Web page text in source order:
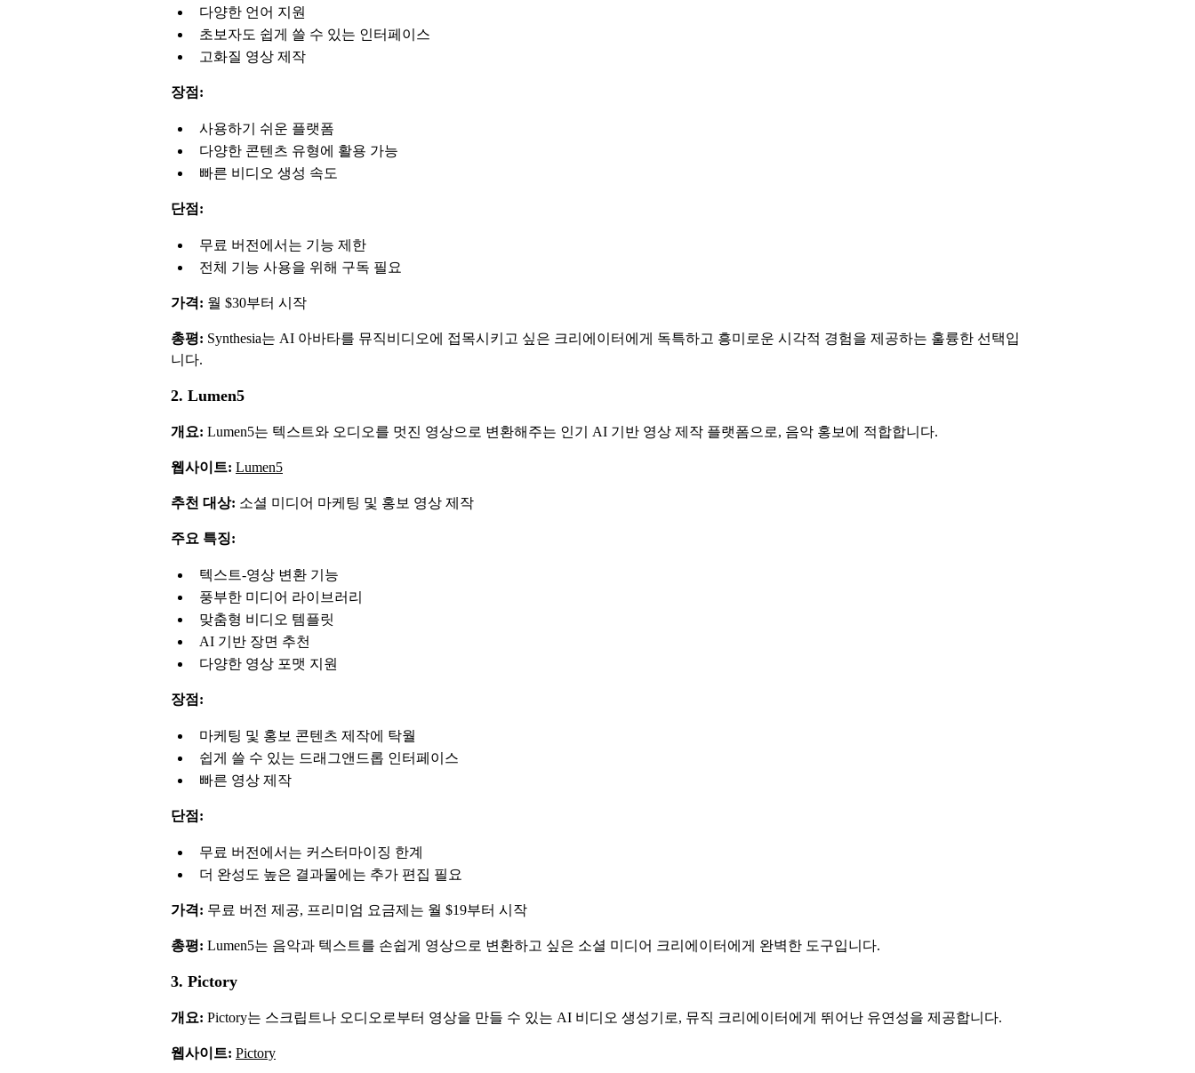
다양한 언어 지원
초보자도 쉽게 쓸 수 있는 인터페이스
고화질 영상 제작
장점:
사용하기 쉬운 플랫폼
다양한 콘텐츠 유형에 활용 가능
빠른 비디오 생성 속도
단점:
무료 버전에서는 기능 제한
전체 기능 사용을 위해 구독 필요
가격: 월 $30부터 시작
총평: Synthesia는 AI 아바타를 뮤직비디오에 접목시키고 싶은 크리에이터에게 독특하고 흥미로운 시각적 경험을 제공하는 훌륭한 선택입
니다.
2. Lumen5
개요: Lumen5는 텍스트와 오디오를 멋진 영상으로 변환해주는 인기 AI 기반 영상 제작 플랫폼으로, 음악 홍보에 적합합니다.
웹사이트: Lumen5
추천 대상: 소셜 미디어 마케팅 및 홍보 영상 제작
주요 특징:
텍스트-영상 변환 기능
풍부한 미디어 라이브러리
맞춤형 비디오 템플릿
AI 기반 장면 추천
다양한 영상 포맷 지원
장점:
마케팅 및 홍보 콘텐츠 제작에 탁월
쉽게 쓸 수 있는 드래그앤드롭 인터페이스
빠른 영상 제작
단점:
무료 버전에서는 커스터마이징 한계
더 완성도 높은 결과물에는 추가 편집 필요
가격: 무료 버전 제공, 프리미엄 요금제는 월 $19부터 시작
총평: Lumen5는 음악과 텍스트를 손쉽게 영상으로 변환하고 싶은 소셜 미디어 크리에이터에게 완벽한 도구입니다.
3. Pictory
개요: Pictory는 스크립트나 오디오로부터 영상을 만들 수 있는 AI 비디오 생성기로, 뮤직 크리에이터에게 뛰어난 유연성을 제공합니다.
웹사이트: Pictory